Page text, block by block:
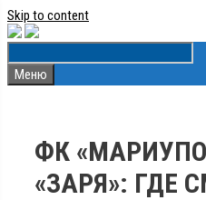
Skip to content
Меню
ФК
«ЗАРЯ»: ГДЕ